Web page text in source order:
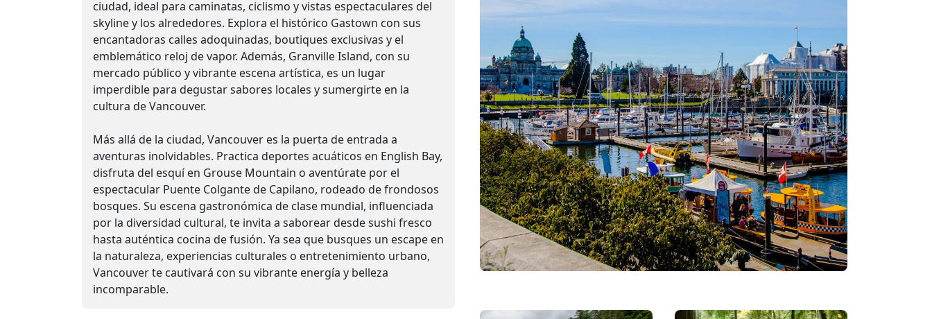
ciudad, ideal para caminatas, ciclismo y vistas espectaculares del
skyline y los alrededores. Explora el histórico Gastown con sus
encantadoras calles adoquinadas, boutiques exclusivas y el
emblemático reloj de vapor. Además, Granville Island, con su
mercado público y vibrante escena artística, es un lugar
imperdible para degustar sabores locales y sumergirte en la
cultura de Vancouver.
Más allá de la ciudad, Vancouver es la puerta de entrada a
aventuras inolvidables. Practica deportes acuáticos en English Bay,
disfruta del esquí en Grouse Mountain o aventúrate por el
espectacular Puente Colgante de Capilano, rodeado de frondosos
bosques. Su escena gastronómica de clase mundial, influenciada
por la diversidad cultural, te invita a saborear desde sushi fresco
hasta auténtica cocina de fusión. Ya sea que busques un escape en
la naturaleza, experiencias culturales o entretenimiento urbano,
Vancouver te cautivará con su vibrante energía y belleza
incomparable.